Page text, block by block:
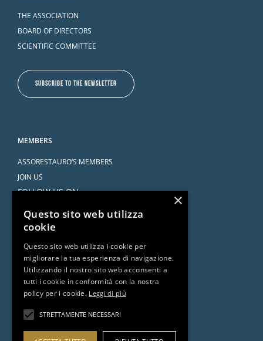
THE ASSOCIATION
BOARD OF DIRECTORS
SCIENTIFIC COMMITTEE
SUBSCRIBE TO THE NEWSLETTER
MEMBERS
ASSORESTAURO’S MEMBERS
JOIN US
FOLLOW US ON
SERVICES
AGREEMENTS
ASK THE ATTORNEY
DOCUMENTS AND RESOURCES
×
Questo sito web utilizza
cookie
Questo sito web utilizza i cookie per
migliorare la tua esperienza di navigazione.
Utilizzando il nostro sito web acconsenti a
tutti i cookie in conformità con la nostra
policy per i cookie. Leggi di più
STRETTAMENTE NECESSARI